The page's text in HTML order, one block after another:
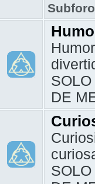
DE